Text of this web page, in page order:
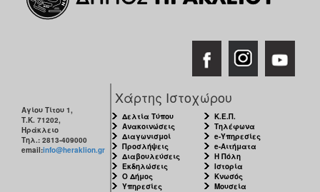
Αγίου Τίτου 1,
Τ.Κ. 71202,
Ηράκλειο
Τηλ.: 2813-409000
email:info@heraklion.gr
Χάρτης Ιστοχώρου
Δελτία Τύπου
Ανακοινώσεις
Διαγωνισμοί
Προσλήψεις
Διαβουλεύσεις
Εκδηλώσεις
Ο Δήμος
Υπηρεσίες
Κ.Ε.Π.
Τηλέφωνα
e-Υπηρεσίες
e-Αιτήματα
Η Πόλη
Ιστορία
Κνωσός
Μουσεία